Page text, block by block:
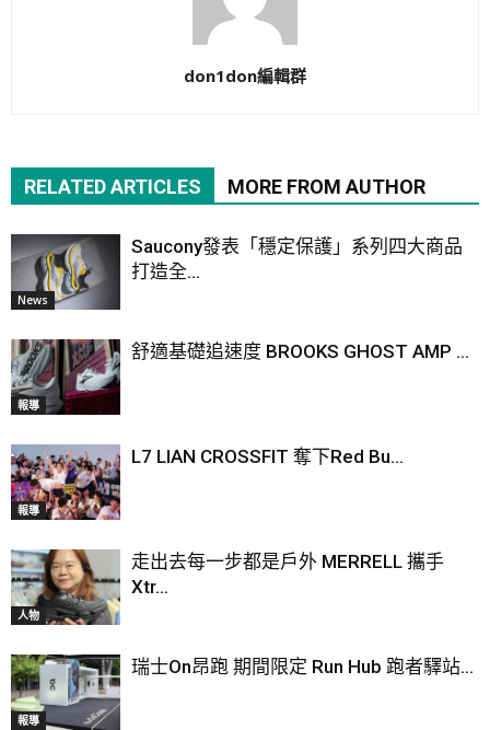
don1don編輯群
RELATED ARTICLES MORE FROM AUTHOR
News
Saucony發表「穩定保護」系列四大商品
打造全...
報導
舒適基礎追速度 BROOKS GHOST AMP ...
報導
L7 LIAN CROSSFIT 奪下Red Bu...
人物
走出去每一步都是戶外 MERRELL 攜手
Xtr...
報導
瑞士On昂跑 期間限定 Run Hub 跑者驛站...